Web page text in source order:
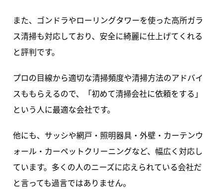
また、ゴンドラやローリングタワーを使った高所ガラ
ス清掃も対応しており、安全に綺麗に仕上げてくれる
と評判です。
プロの目線から適切な清掃頻度や清掃方法のアドバイ
スももらえるので、「初めて清掃会社に依頼をする」
という人に最適な会社です。
他にも、サッシや網戸・照明器具・外壁・カーテンウ
ォール・カーペットクリーニングなど、幅広く対応し
ています。多くの人のニーズに応えられている会社だ
と言っても過言ではありません。